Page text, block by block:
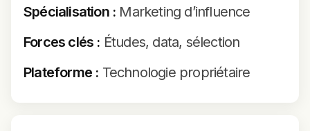
Spécialisation : Marketing d’influence
Forces clés : Études, data, sélection
Plateforme : Technologie propriétaire